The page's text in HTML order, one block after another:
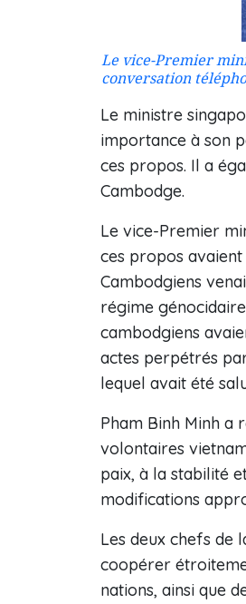
Le vice-Premier
conversation
Le ministre
importance à son
ces propos. Il a
Cambodge.
Le vice-Premier
ces propos
Cambodgiens
régime
cambodgiens
actes perpétrés
lequel avait été
Pham Binh Minh a
volontaires
paix, à la stabilité
modifications
Les deux chefs de
coopérer
nations, ainsi que